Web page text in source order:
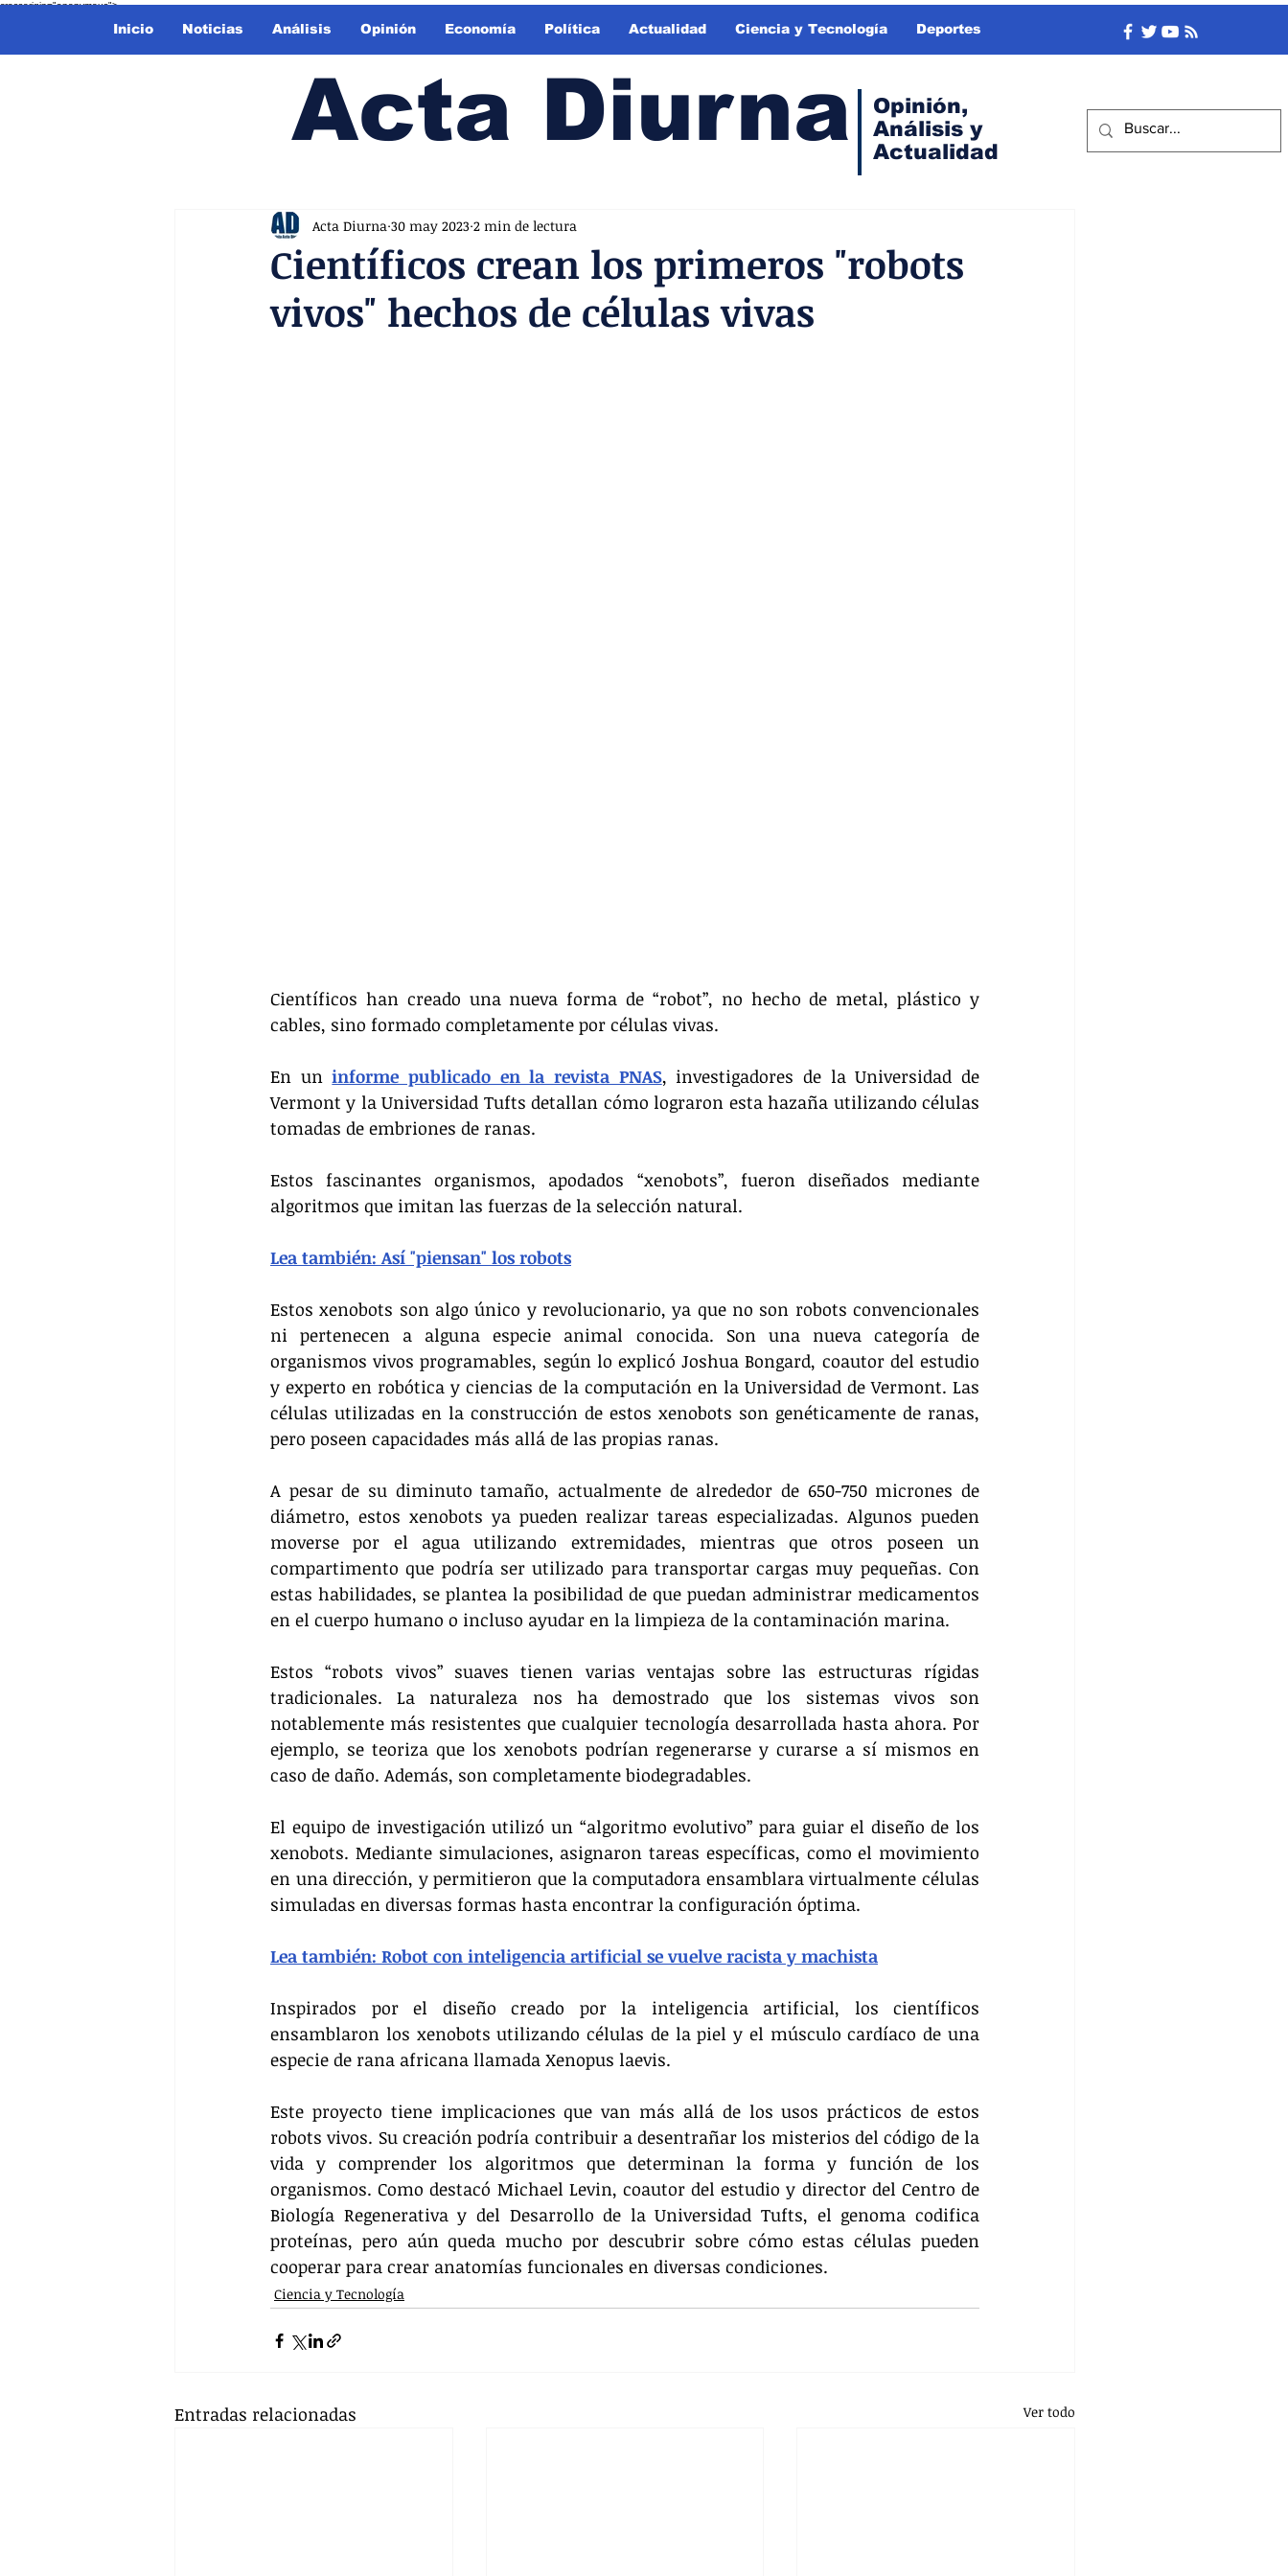
crossorigin="anonymous">
Inicio Noticias Análisis Opinión Economía Política Actualidad Ciencia y Tecnología Deportes
Acta Diurna
Opinión,
Análisis y
Actualidad
Científicos crean los primeros "robots
vivos" hechos de células vivas
Acta Diurna 30 may 2023 2 min de lectura
Científicos han creado una nueva forma de “robot”, no hecho de metal, plástico y
cables, sino formado completamente por células vivas.
En un informe publicado en la revista PNAS, investigadores de la Universidad de
Vermont y la Universidad Tufts detallan cómo lograron esta hazaña utilizando células
tomadas de embriones de ranas.
Estos fascinantes organismos, apodados “xenobots”, fueron diseñados mediante
algoritmos que imitan las fuerzas de la selección natural.
Lea también: Así "piensan" los robots
Estos xenobots son algo único y revolucionario, ya que no son robots convencionales
ni pertenecen a alguna especie animal conocida. Son una nueva categoría de
organismos vivos programables, según lo explicó Joshua Bongard, coautor del estudio
y experto en robótica y ciencias de la computación en la Universidad de Vermont. Las
células utilizadas en la construcción de estos xenobots son genéticamente de ranas,
pero poseen capacidades más allá de las propias ranas.
A pesar de su diminuto tamaño, actualmente de alrededor de 650-750 micrones de
diámetro, estos xenobots ya pueden realizar tareas especializadas. Algunos pueden
moverse por el agua utilizando extremidades, mientras que otros poseen un
compartimento que podría ser utilizado para transportar cargas muy pequeñas. Con
estas habilidades, se plantea la posibilidad de que puedan administrar medicamentos
en el cuerpo humano o incluso ayudar en la limpieza de la contaminación marina.
Estos “robots vivos” suaves tienen varias ventajas sobre las estructuras rígidas
tradicionales. La naturaleza nos ha demostrado que los sistemas vivos son
notablemente más resistentes que cualquier tecnología desarrollada hasta ahora. Por
ejemplo, se teoriza que los xenobots podrían regenerarse y curarse a sí mismos en
caso de daño. Además, son completamente biodegradables.
El equipo de investigación utilizó un “algoritmo evolutivo” para guiar el diseño de los
xenobots. Mediante simulaciones, asignaron tareas específicas, como el movimiento
en una dirección, y permitieron que la computadora ensamblara virtualmente células
simuladas en diversas formas hasta encontrar la configuración óptima.
Lea también: Robot con inteligencia artificial se vuelve racista y machista
Inspirados por el diseño creado por la inteligencia artificial, los científicos
ensamblaron los xenobots utilizando células de la piel y el músculo cardíaco de una
especie de rana africana llamada Xenopus laevis.
Este proyecto tiene implicaciones que van más allá de los usos prácticos de estos
robots vivos. Su creación podría contribuir a desentrañar los misterios del código de la
vida y comprender los algoritmos que determinan la forma y función de los
organismos. Como destacó Michael Levin, coautor del estudio y director del Centro de
Biología Regenerativa y del Desarrollo de la Universidad Tufts, el genoma codifica
proteínas, pero aún queda mucho por descubrir sobre cómo estas células pueden
cooperar para crear anatomías funcionales en diversas condiciones.
Ciencia y Tecnología
Entradas relacionadas Ver todo